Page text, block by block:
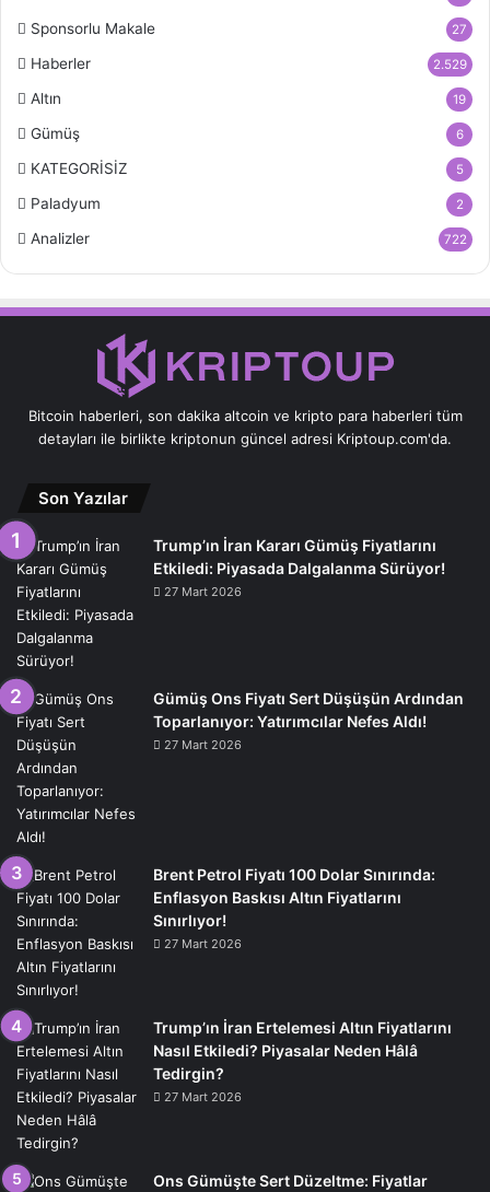
Sponsorlu Makale 27
Haberler 2.529
Altın 19
Gümüş 6
KATEGORİSİZ 5
Paladyum 2
Analizler 722
Bitcoin haberleri, son dakika altcoin ve kripto para haberleri tüm
detayları ile birlikte kriptonun güncel adresi Kriptoup.com'da.
Son Yazılar
Trump’ın İran Kararı Gümüş Fiyatlarını
Etkiledi: Piyasada Dalgalanma Sürüyor!
27 Mart 2026
Gümüş Ons Fiyatı Sert Düşüşün Ardından
Toparlanıyor: Yatırımcılar Nefes Aldı!
27 Mart 2026
Brent Petrol Fiyatı 100 Dolar Sınırında:
Enflasyon Baskısı Altın Fiyatlarını
Sınırlıyor!
27 Mart 2026
Trump’ın İran Ertelemesi Altın Fiyatlarını
Nasıl Etkiledi? Piyasalar Neden Hâlâ
Tedirgin?
27 Mart 2026
Ons Gümüşte Sert Düzeltme: Fiyatlar